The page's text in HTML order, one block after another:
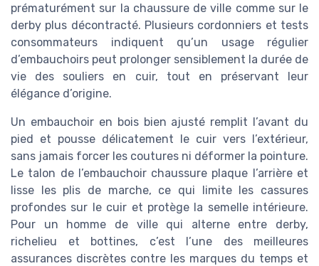
prématurément sur la chaussure de ville comme sur le
derby plus décontracté. Plusieurs cordonniers et tests
consommateurs indiquent qu’un usage régulier
d’embauchoirs peut prolonger sensiblement la durée de
vie des souliers en cuir, tout en préservant leur
élégance d’origine.
Un embauchoir en bois bien ajusté remplit l’avant du
pied et pousse délicatement le cuir vers l’extérieur,
sans jamais forcer les coutures ni déformer la pointure.
Le talon de l’embauchoir chaussure plaque l’arrière et
lisse les plis de marche, ce qui limite les cassures
profondes sur le cuir et protège la semelle intérieure.
Pour un homme de ville qui alterne entre derby,
richelieu et bottines, c’est l’une des meilleures
assurances discrètes contre les marques du temps et